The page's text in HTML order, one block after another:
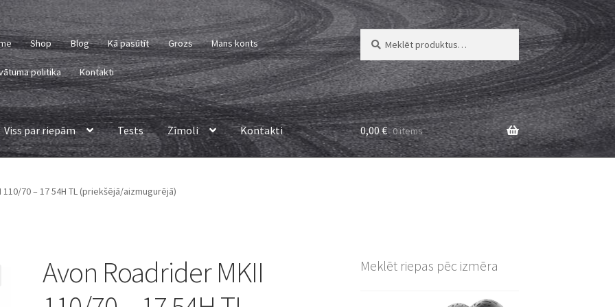
Shop Blog Kā pasūtīt Grozs Mans konts
politika Kontakti
Meklēt:
Meklēt
Viss par riepām Tests Zīmoli Kontakti 0,00€ 0 items
70 – 17 54H TL (priekšējā/aizmugurējā)
Avon Roadrider MKII
Meklēt riepas pēc izmēra